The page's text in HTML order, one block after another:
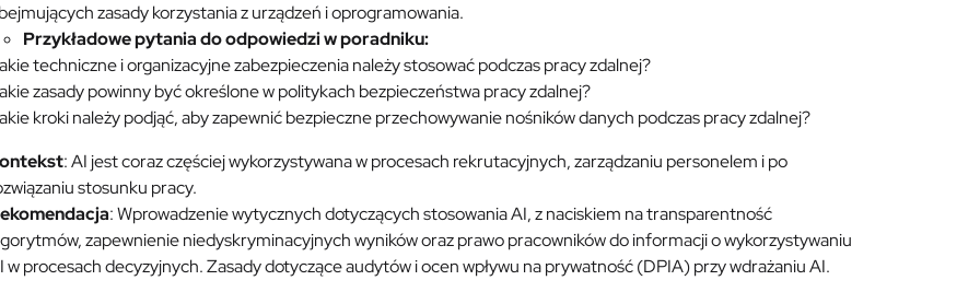
zasady korzystania z urządzeń i oprogramowania.
Przykładowe pytania do odpowiedzi w poradniku:
techniczne i organizacyjne zabezpieczenia należy stosować podczas pracy zdalnej?
zasady powinny być określone w politykach bezpieczeństwa pracy zdalnej?
kroki należy podjąć, aby zapewnić bezpieczne przechowywanie nośników danych podczas pracy zdalnej?
: AI jest coraz częściej wykorzystywana w procesach rekrutacyjnych, zarządzaniu personelem i po
stosunku pracy.
: Wprowadzenie wytycznych dotyczących stosowania AI, z naciskiem na transparentność
zapewnienie niedyskryminacyjnych wyników oraz prawo pracowników do informacji o wykorzystywaniu
w procesach decyzyjnych. Zasady dotyczące audytów i ocen wpływu na prywatność (DPIA) przy wdrażaniu AI.